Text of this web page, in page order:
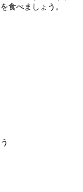
食べましょう。